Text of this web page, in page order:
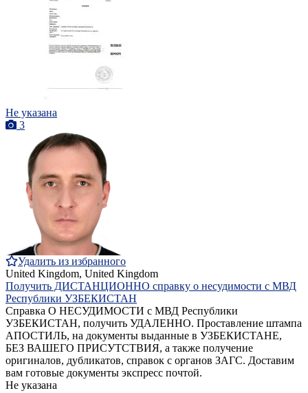
Не указана
3
Удалить из избранного
United Kingdom, United Kingdom
Получить ДИСТАНЦИОННО справку о несудимости с МВД
Республики УЗБЕКИСТАН
Справка О НЕСУДИМОСТИ с МВД Республики
УЗБЕКИСТАН, получить УДАЛЕННО. Проставление штампа
АПОСТИЛЬ, на документы выданные в УЗБЕКИСТАНЕ,
БЕЗ ВАШЕГО ПРИСУТСТВИЯ, а также получение
оригиналов, дубликатов, справок с органов ЗАГС. Доставим
вам готовые документы экспресс почтой.
Не указана